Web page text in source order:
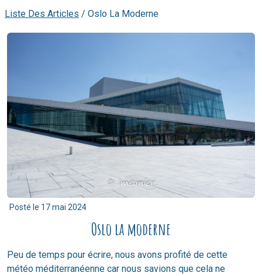
Liste Des Articles / Oslo La Moderne
Posté le 17 mai 2024
Oslo la moderne
Peu de temps pour écrire, nous avons profité de cette
météo méditerranéenne car nous savions que cela ne